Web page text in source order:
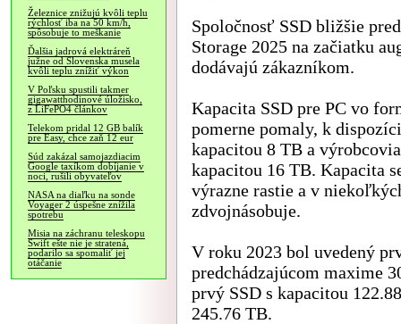
Železnice znižujú kvôli teplu
rýchlosť iba na 50 km/h,
spôsobuje to meškanie
Ďalšia jadrová elektráreň
južne od Slovenska musela
kvôli teplu znížiť výkon
V Poľsku spustili takmer
gigawatthodinové úložisko,
z LiFePO4 článkov
Telekom pridal 12 GB balík
pre Easy, chce zaň 12 eur
Súd zakázal samojazdiacim
Google taxíkom dobíjanie v
noci, rušili obyvateľov
NASA na diaľku na sonde
Voyager 2 úspešne znížila
spotrebu
Misia na záchranu teleskopu
Swift ešte nie je stratená,
podarilo sa spomaliť jej
otáčanie
Spoločnosť SSD bližšie
Storage 2025 na začiatku
dodávajú zákazníkom.
Kapacita SSD pre PC vo
pomerne pomaly, k
kapacitou 8 TB a
kapacitou 16 TB. Kapacita
výrazne rastie a v
zdvojnásobuje.
V roku 2023 bol uvedený
predchádzajúcom maxime
prvý SSD s kapacitou
245.76 TB.